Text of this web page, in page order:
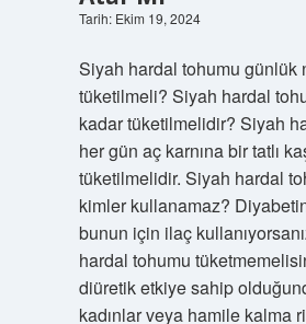
Tarih: Ekim 19, 2024
Siyah hardal tohumu günlük
tüketilmeli? Siyah hardal
kadar tüketilmelidir? Siyah
her gün aç karnına bir tatlı
tüketilmelidir. Siyah hardal
kimler kullanamaz?
bunun için ilaç
hardal tohumu
diüretik etkiye sahip
kadınlar veya hamile kalma